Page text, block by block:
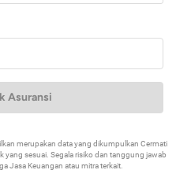
Asuransi
merupakan data yang dikumpulkan Cermati
sesuai. Segala risiko dan tanggung jawab
Jasa Keuangan atau mitra terkait.